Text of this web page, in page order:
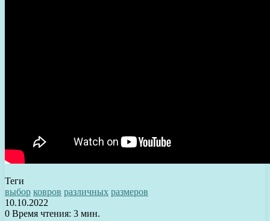
Теги
выбор ковров различных размеров
10.10.2022
0 Время чтения: 3 мин.